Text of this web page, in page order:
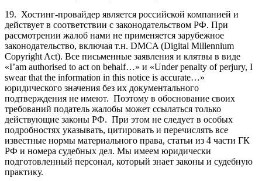
19. Хостинг-провайдер является российской компанией и
действует в соответствии с законодательством РФ. При
рассмотрении жалоб нами не применяется зарубежное
законодательство, включая т.н. DMCA (Digital Millennium
Copyright Act). Все письменные заявления и клятвы в виде
«I’am authorised to act on behalf…» и «Under penalty of perjury, I
swear that the information in this notice is accurate…»
юридического значения без их документального
подтверждения не имеют. Поэтому в обоснование своих
требований податель жалобы может ссылаться только
действующие законы РФ. При этом не следует в особых
подробностях указывать, цитировать и перечислять все
известные нормы материального права, статьи из 4 части ГК
РФ и номера судебных дел. Мы имеем юридически
подготовленный персонал, который знает законы и судебную
практику.